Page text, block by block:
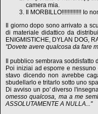
camera mia.
Il MORBILLO!!!!!!!!!!!!! Io
Il giorno dopo sono arrivato a
di materiale didattico da
ENIGMISTICHE, DYLAN DOG,
"Dovete avere qualcosa da fare
Il pubblico sembrava soddisfatto
Poi iniziai ad esporre e
stavo dicendo non avrebbe
sbudellarlo e tritarlo sotto uno
Di avviso un po' diverso
omesso qualcosa, ma a me
ASSOLUTAMENTE A NULLA..."